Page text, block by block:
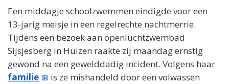
Een middagje schoolzwemmen eindigde voor een
13-jarig meisje in een regelrechte nachtmerrie.
Tijdens een bezoek aan openluchtzwembad
Sijsjesberg in Huizen raakte zij maandag ernstig
gewond na een gewelddadig incident. Volgens haar
familie
is ze mishandeld door een volwassen